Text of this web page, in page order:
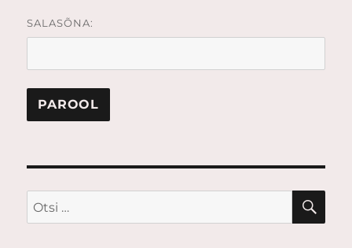
SALASÕNA:
Otsi: